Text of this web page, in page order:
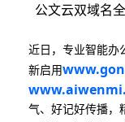
公文云双域名
近日，专业智能办
新启用
气、好记好传播，